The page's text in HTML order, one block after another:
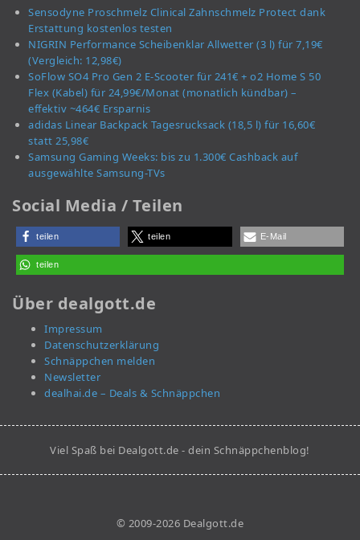
Sensodyne Proschmelz Clinical Zahnschmelz Protect dank
Erstattung kostenlos testen
NIGRIN Performance Scheibenklar Allwetter (3 l) für 7,19€
(Vergleich: 12,98€)
SoFlow SO4 Pro Gen 2 E-Scooter für 241€ + o2 Home S 50
Flex (Kabel) für 24,99€/Monat (monatlich kündbar) –
effektiv ~464€ Ersparnis
adidas Linear Backpack Tagesrucksack (18,5 l) für 16,60€
statt 25,98€
Samsung Gaming Weeks: bis zu 1.300€ Cashback auf
ausgewählte Samsung-TVs
Social Media / Teilen
teilen teilen E-Mail
teilen
Über dealgott.de
Impressum
Datenschutzerklärung
Schnäppchen melden
Newsletter
dealhai.de – Deals & Schnäppchen
Viel Spaß bei Dealgott.de - dein Schnäppchenblog!
© 2009-2026 Dealgott.de